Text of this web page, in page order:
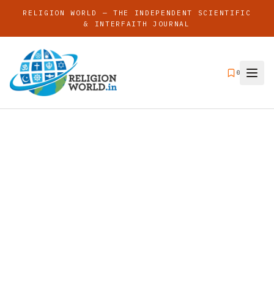
RELIGION WORLD — THE INDEPENDENT SCIENTIFIC
& INTERFAITH JOURNAL
0